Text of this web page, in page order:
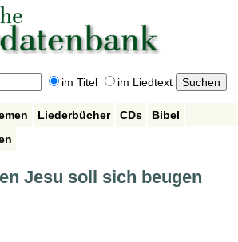
im Titel im Liedtext
Liederbücher CDs
Bibel
Jesu soll sich beugen